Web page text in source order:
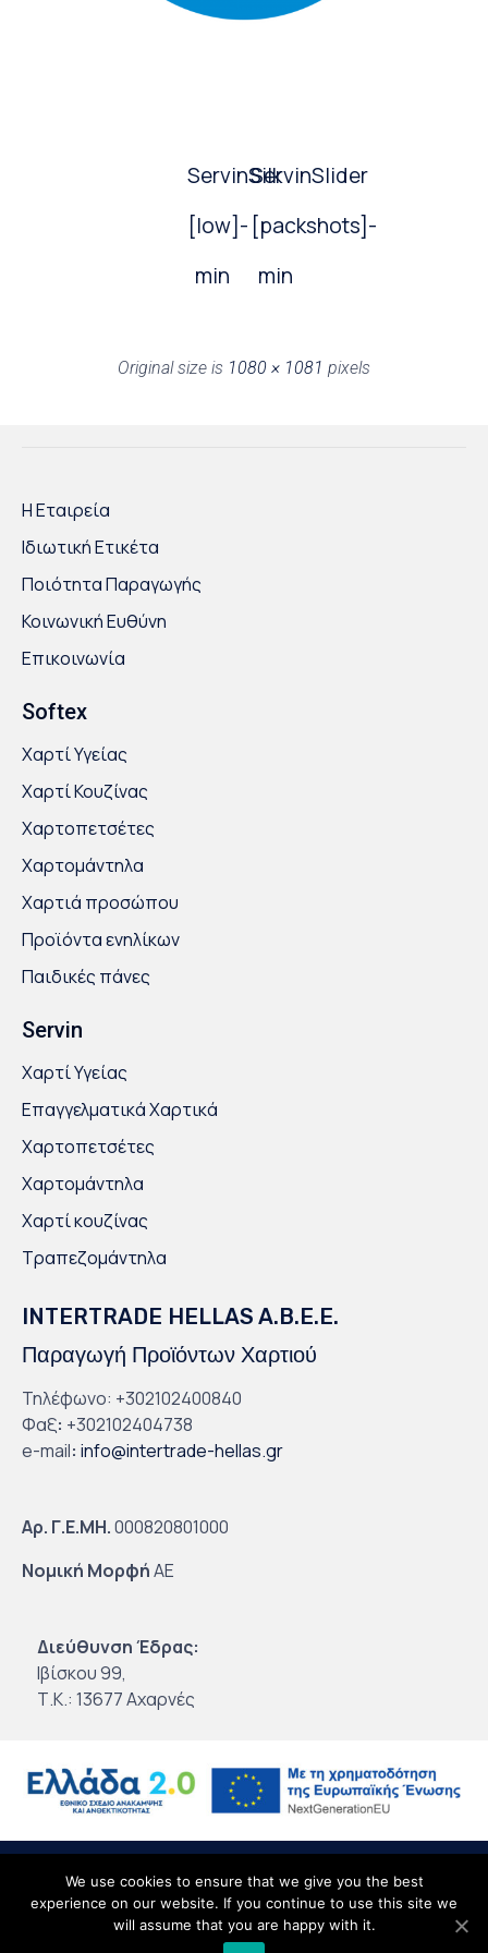
ServinSilk
[low]-
min
ServinSlider
[packshots]-
min
Original size is 1080 × 1081 pixels
Η Εταιρεία
Ιδιωτική Ετικέτα
Ποιότητα Παραγωγής
Κοινωνική Ευθύνη
Επικοινωνία
Softex
Χαρτί Υγείας
Χαρτί Κουζίνας
Χαρτοπετσέτες
Χαρτομάντηλα
Χαρτιά προσώπου
Προϊόντα ενηλίκων
Παιδικές πάνες
Servin
Χαρτί Υγείας
Επαγγελματικά Χαρτικά
Χαρτοπετσέτες
Χαρτομάντηλα
Χαρτί κουζίνας
Τραπεζομάντηλα
INTERTRADE HELLAS A.B.E.E.
Παραγωγή Προϊόντων Χαρτιού
Τηλέφωνο: +302102400840
Φαξ: +302102404738
e-mail: info@intertrade-hellas.gr
Αρ. Γ.Ε.ΜΗ.000820801000
Νομική ΜορφήΑΕ
Διεύθυνση Έδρας:
Ιβίσκου 99,
Τ.Κ.: 13677 Αχαρνές
© 2020Intertrade HellasbyGlobus Creative ∙Όροι Χρήσης∙ Προσωπικά
Δεδομένα∙Site Map
We use cookies to ensure that we give you the best
experience on our website. If you continue to use this site we
will assume that you are happy with it.